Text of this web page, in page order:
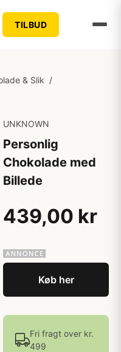
TILBUD
& Slik /
UNKNOWN
Personlig
Chokolade med
Billede
439,00 kr
Køb her
Fri fragt over kr.
499